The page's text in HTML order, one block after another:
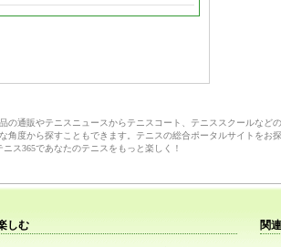
通販やテニスニュースからテニスコート、テニススクールなど
度から探すこともできます。テニスの総合ポータルサイトを
ス365であなたのテニスをもっと楽しく！
しむ 関